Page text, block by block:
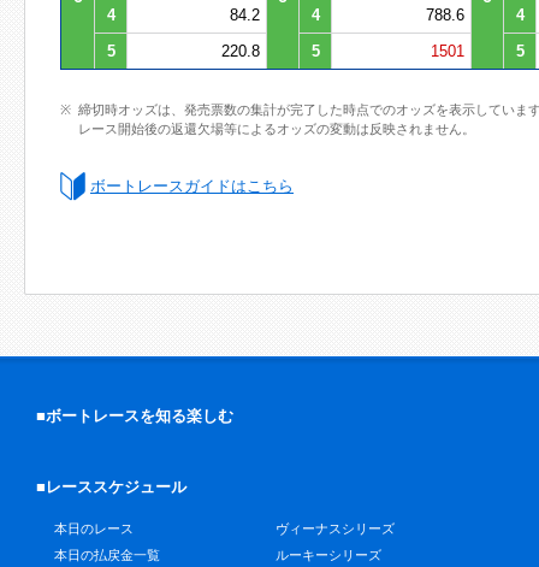
4
84.2 4 788.6
4
5
220.8 5 1501 5
締切時オッズは、発売票数の集計が完了した時点でのオッズを表示していま
レース開始後の返還欠場等によるオッズの変動は反映されません。
ボートレースガイドはこちら
■ボートレースを知る楽しむ
■レーススケジュール
本日のレース
本日の払戻金一覧
ヴィーナスシリーズ
ルーキーシリーズ